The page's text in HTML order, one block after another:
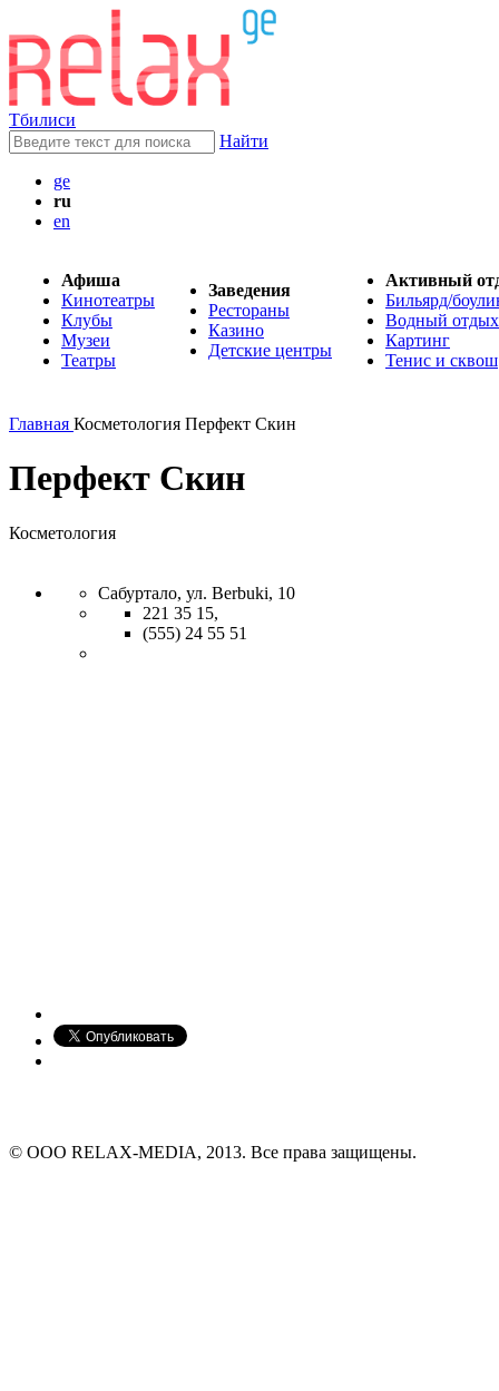
Тбилиси
Найти
ge
ru
en
Афиша
Кинотеатры
Клубы
Музеи
Театры
Заведения
Рестораны
Казино
Детские центры
Активный
Бильярд/
Водный отдых
Картинг
Тенис и сквош
Главная Косметология Перфект Скин
Перфект Скин
Косметология
Сабуртало, ул. Berbuki, 10
221 35 15,
(555) 24 55 51
© ООО RELAX-MEDIA, 2013. Все права защищены.